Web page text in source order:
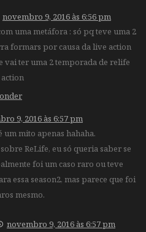
novembro 9, 2016 às 6:56 pm
uma metáfora : só pq teve uma 2
formars por causa da live action
vai ter uma 2 temporada de relife
9, 2016 às 6:57 pm
um mito apenas hahaha.
ReLife, eu só queria saber se
foi um caso raro ou teve
essa season2, mas parece que foi
mesmo.
novembro 9, 2016 às 6:57 pm